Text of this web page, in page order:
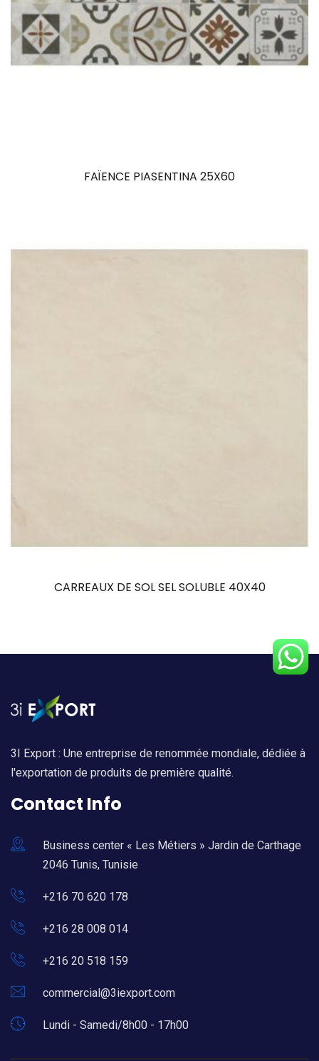
FAÏENCE PIASENTINA 25X60
CARREAUX DE SOL SEL SOLUBLE 40X40
3I Export : Une entreprise de renommée mondiale, dédiée à
l'exportation de produits de première qualité.
Contact Info
Business center « Les Métiers » Jardin de Carthage
2046 Tunis, Tunisie
+216 70 620 178
+216 28 008 014
+216 20 518 159
commercial@3iexport.com
Lundi - Samedi/8h00 - 17h00